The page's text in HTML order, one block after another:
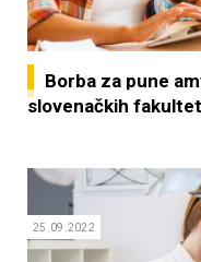
Borba za pune
slovenačkih
25.09.2022